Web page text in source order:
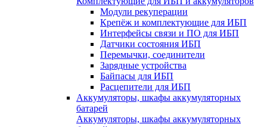
Модули рекуперации
Крепёж и комплектующие для ИБП
Интерфейсы связи и ПО для ИБП
Датчики состояния ИБП
Перемычки, соединители
Зарядные устройства
Байпасы для ИБП
Расцепители для ИБП
Аккумуляторы, шкафы аккумуляторных
батарей
Аккумуляторы, шкафы аккумуляторных